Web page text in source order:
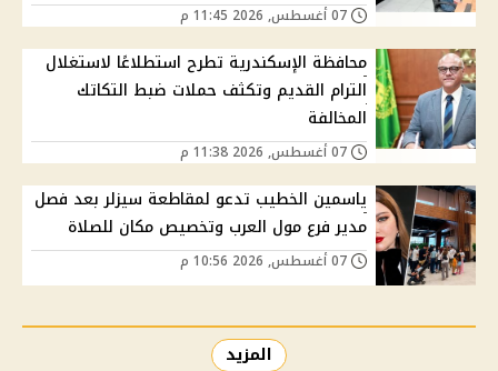
محافظة الإسكندرية تطرح استطلاعًا لاستغلال
الترام القديم وتكثف حملات ضبط التكاتك
المخالفة
ياسمين الخطيب تدعو لمقاطعة سيزلر بعد فصل
مدير فرع مول العرب وتخصيص مكان للصلاة
المزيد